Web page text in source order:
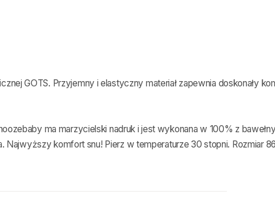
GOTS. Przyjemny i elastyczny materiał zapewnia doskonały
ma marzycielski nadruk i jest wykonana w 100% z bawełny
Najwyższy komfort snu! Pierz w temperaturze 30 stopni. Rozmiar